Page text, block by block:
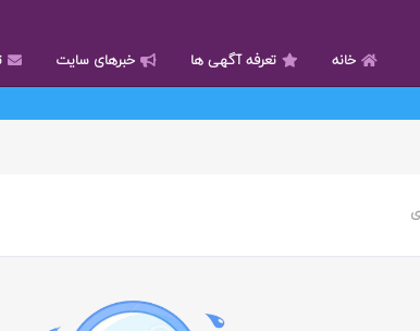
خانه تعرفه آگهی ها خبرهای سایت